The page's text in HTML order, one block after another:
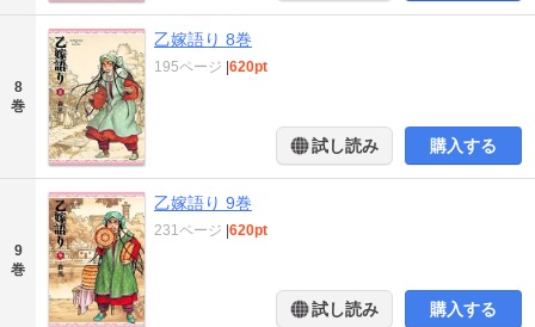
8
巻
乙嫁語り 8巻
195ページ 620pt
試し読み 購入する
9
巻
乙嫁語り 9巻
231ページ 620pt
試し読み 購入する